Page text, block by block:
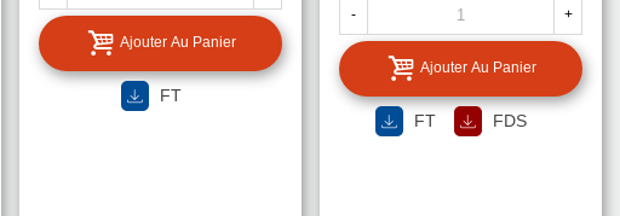
Ajouter Au Panier
FT
- +
Ajouter Au Panier
FT FDS